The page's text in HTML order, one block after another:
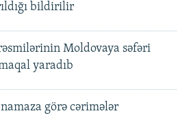
bildirilir
Moldovaya səfəri
yaradıb
görə cərimələr